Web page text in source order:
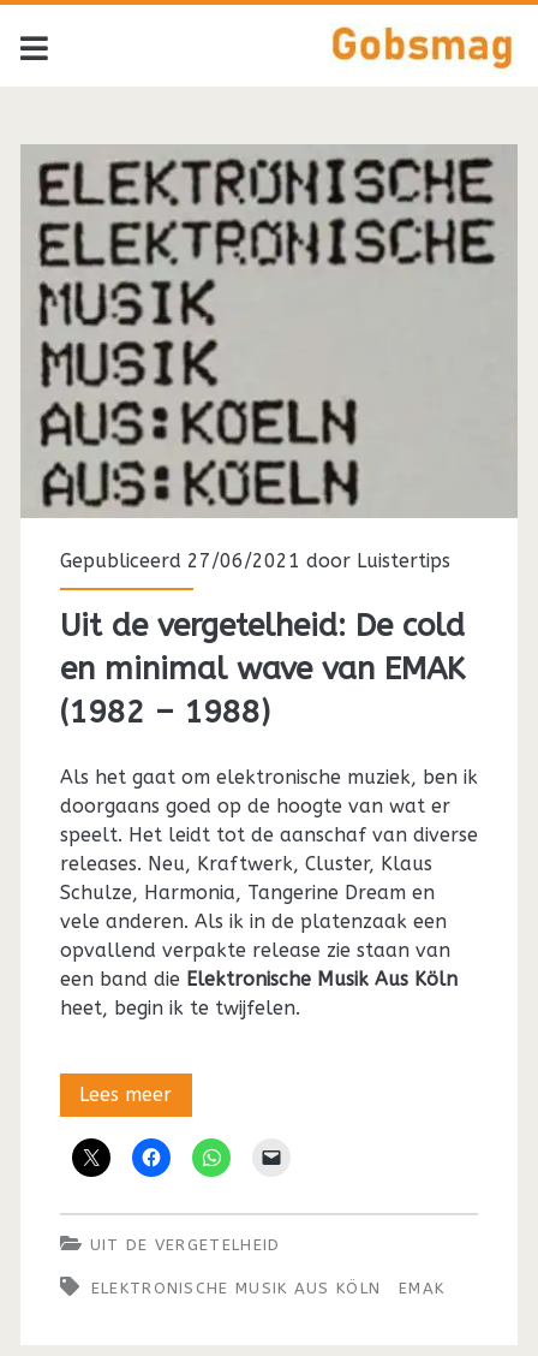
Categorie:
<span>Uit
de
vergetelheid</span>
Gepubliceerd 27/06/2021 door Luistertips
Uit de vergetelheid: De cold
en minimal wave van EMAK
(1982 – 1988)
Als het gaat om elektronische muziek, ben ik
doorgaans goed op de hoogte van wat er
speelt. Het leidt tot de aanschaf van diverse
releases. Neu, Kraftwerk, Cluster, Klaus
Schulze, Harmonia, Tangerine Dream en
vele anderen. Als ik in de platenzaak een
opvallend verpakte release zie staan van
een band die Elektronische Musik Aus Köln
heet, begin ik te twijfelen.
Lees meerUit
vergetelheid:
UIT DE VERGETELHEID
ELEKTRONISCHE MUSIK AUS KÖLN EMAK